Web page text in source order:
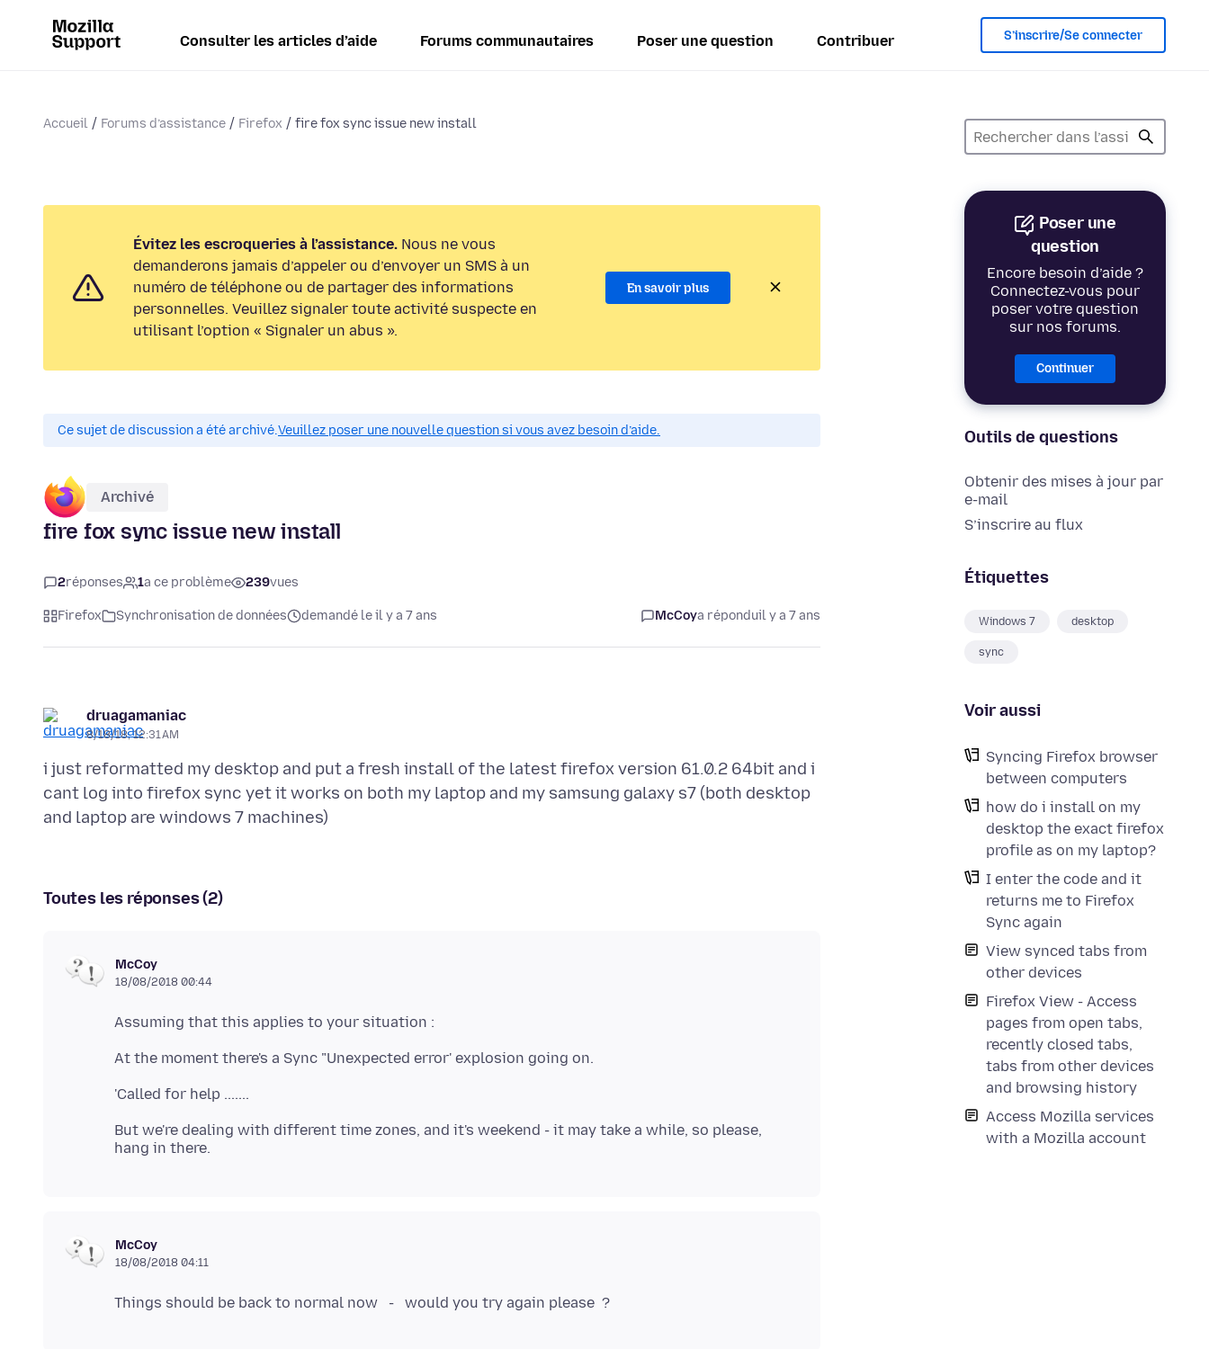
Consulter les articles d’aide Forums communautaires Poser une question Contribuer S’inscrire/Se connecter
Accueil Forums d’assistance Firefox fire fox sync issue new install
Poser une
question
Encore besoin d’aide ?
Connectez-vous pour
poser votre question
sur nos forums.
Continuer
Outils de questions
Obtenir des mises à jour par
e-mail
S’inscrire au flux
Étiquettes
Windows 7 desktop
sync
Voir aussi
Syncing Firefox browser
between computers
how do i install on my
desktop the exact firefox
profile as on my laptop?
I enter the code and it
returns me to Firefox
Sync again
View synced tabs from
other devices
Firefox View - Access
pages from open tabs,
recently closed tabs,
tabs from other devices
and browsing history
Access Mozilla services
with a Mozilla account
Évitez les escroqueries à l’assistance. Nous ne vous
demanderons jamais d’appeler ou d’envoyer un SMS à un
numéro de téléphone ou de partager des informations
personnelles. Veuillez signaler toute activité suspecte en
utilisant l’option « Signaler un abus ».
En savoir plus
Ce sujet de discussion a été archivé.Veuillez poser une nouvelle question si vous avez besoin d’aide.
Archivé
fire fox sync issue new install
2réponses 1a ce problème 239vues
Firefox Synchronisation de données demandé le il y a 7 ans McCoya réponduil y a 7 ans
druagamaniac
8/18/18, 12:31 AM
i just reformatted my desktop and put a fresh install of the latest firefox version 61.0.2 64bit and i
cant log into firefox sync yet it works on both my laptop and my samsung galaxy s7 (both desktop
Toutes les réponses (2)
McCoy
18/08/2018 00:44
But we're dealing with different time zones, and it's weekend - it may take a while, so please,
McCoy
18/08/2018 04:11